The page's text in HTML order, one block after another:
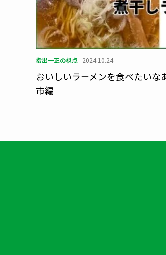
指出一正の視点 2024.10.24
おいしいラーメンを食べたい
市編